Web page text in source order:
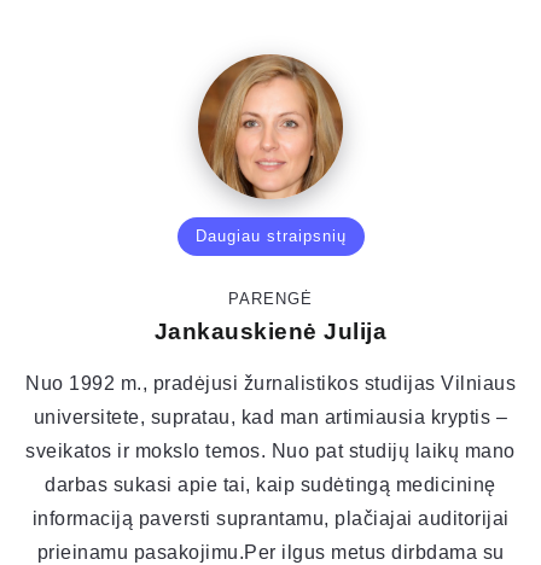
Daugiau straipsnių
PARENGĖ
Jankauskienė Julija
Nuo 1992 m., pradėjusi žurnalistikos studijas Vilniaus
universitete, supratau, kad man artimiausia kryptis –
sveikatos ir mokslo temos. Nuo pat studijų laikų mano
darbas sukasi apie tai, kaip sudėtingą medicininę
informaciją paversti suprantamu, plačiajai auditorijai
prieinamu pasakojimu.Per ilgus metus dirbdama su